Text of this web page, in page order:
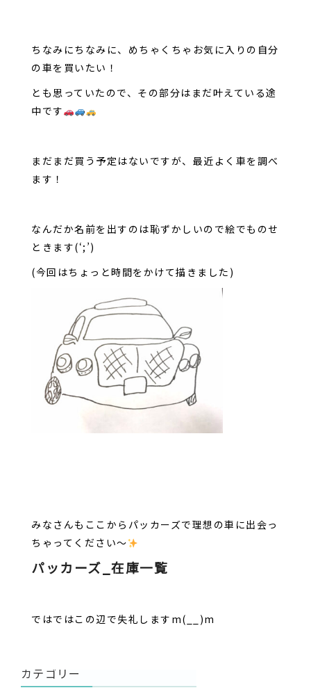
ちなみにちなみに、めちゃくちゃお気に入りの自分
の車を買いたい！
とも思っていたので、その部分はまだ叶えている途
中です
まだまだ買う予定はないですが、最近よく車を調べ
ます！
なんだか名前を出すのは恥ずかしいので絵でものせ
ときます(‘;’)
(今回はちょっと時間をかけて描きました)
みなさんもここからパッカーズで理想の車に出会っ
ちゃってください～
パッカーズ_在庫一覧
ではではこの辺で失礼しますm(__)m
カテゴリー